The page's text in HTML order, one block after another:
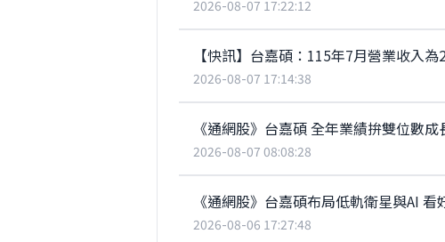
2026-08-07 17:22:12
【快訊】台嘉碩：115年7月營業收入
2026-08-07 17:14:38
《通網股》台嘉碩 全年業績拚雙位數成
2026-08-07 08:08:28
《通網股》台嘉碩布局低軌衛星與AI 看
2026-08-06 17:27:48